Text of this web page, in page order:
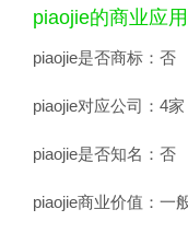
piaojie的商业应用
piaojie是否商标： 否
piaojie对应公司： 4家
piaojie是否知名： 否
piaojie商业价值： 一